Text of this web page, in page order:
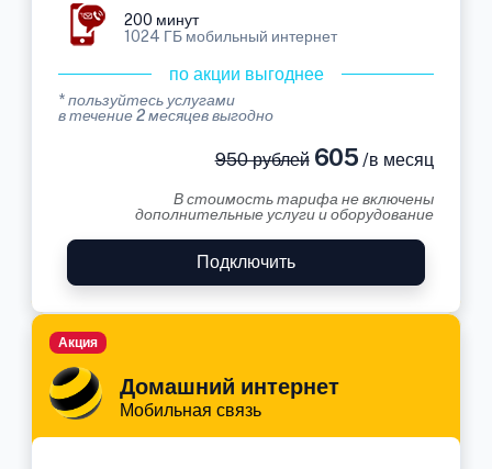
200 минут
1024 ГБ мобильный интернет
по акции выгоднее
* пользуйтесь услугами
в течение 2 месяцев выгодно
950 рублей605 /в месяц
В стоимость тарифа не включены
дополнительные услуги и оборудование
Подключить
Домашний интернет
Мобильная связь
Акция